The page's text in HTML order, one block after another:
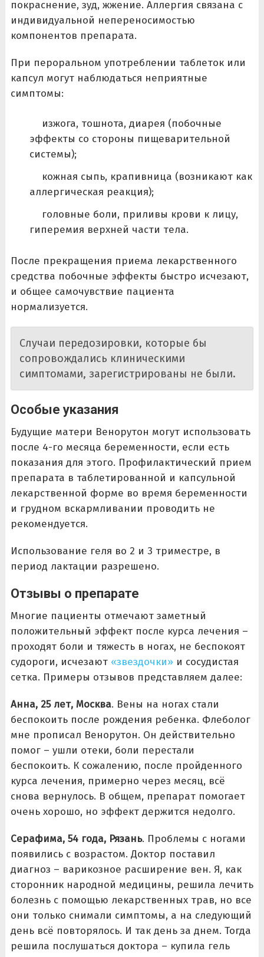
покраснение, зуд, жжение. Аллергия связана с
индивидуальной непереносимостью
компонентов препарата.
При пероральном употреблении таблеток или
капсул могут наблюдаться неприятные
симптомы:
изжога, тошнота, диарея (побочные
эффекты со стороны пищеварительной
системы);
кожная сыпь, крапивница (возникают как
аллергическая реакция);
головные боли, приливы крови к лицу,
гиперемия верхней части тела.
После прекращения приема лекарственного
средства побочные эффекты быстро исчезают,
и общее самочувствие пациента
нормализуется.
Случаи передозировки, которые бы
сопровождались клиническими
симптомами, зарегистрированы не были.
Особые указания
Будущие матери Венорутон могут использовать
после 4-го месяца беременности, если есть
показания для этого. Профилактический прием
препарата в таблетированной и капсульной
лекарственной форме во время беременности
и грудном вскармливании проводить не
рекомендуется.
Использование геля во 2 и 3 триместре, в
период лактации разрешено.
Отзывы о препарате
Многие пациенты отмечают заметный
положительный эффект после курса лечения –
проходят боли и тяжесть в ногах, не беспокоят
судороги, исчезают «звездочки» и сосудистая
сетка. Примеры отзывов представляем далее:
Анна, 25 лет, Москва. Вены на ногах стали
беспокоить после рождения ребенка. Флеболог
мне прописал Венорутон. Он действительно
помог – ушли отеки, боли перестали
беспокоить. К сожалению, после пройденного
курса лечения, примерно через месяц, всё
снова вернулось. В общем, препарат помогает
очень хорошо, но эффект держится недолго.
Серафима, 54 года, Рязань. Проблемы с ногами
появились с возрастом. Доктор поставил
диагноз – варикозное расширение вен. Я, как
сторонник народной медицины, решила лечить
болезнь с помощью лекарственных трав, но все
они только снимали симптомы, а на следующий
день всё повторялось. И так день за днем. Тогда
решила послушаться доктора – купила гель